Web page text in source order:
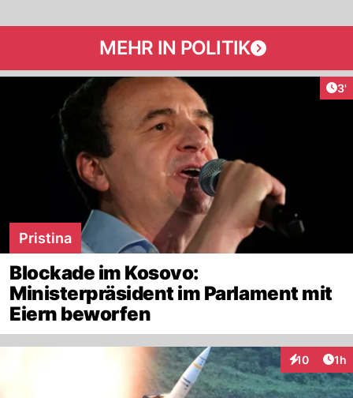
MEHR IN POLITIK
3'
Pristina
Blockade im Kosovo:
Ministerpräsident im Parlament mit
Eiern beworfen
10 1h